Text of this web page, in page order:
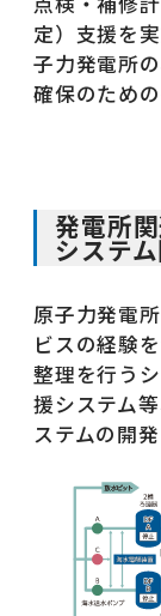
定）支援を
子力発電所
確保のため
発電所
システ
原子力発電
ビスの経験
整理を行う
援システム
ステムの開